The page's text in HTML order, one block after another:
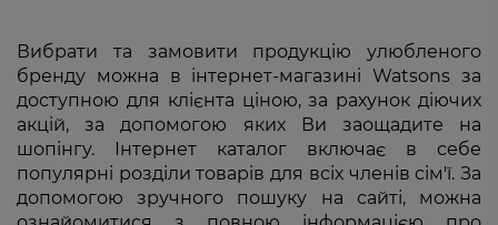
Вибрати та замовити продукцію улюбленого
бренду можна в інтернет-магазині Watsons за
доступною для клієнта ціною, за рахунок діючих
акцій, за допомогою яких Ви заощадите на
шопінгу. Інтернет каталог включає в себе
популярні розділи товарів для всіх членів сім'ї. За
допомогою зручного пошуку на сайті, можна